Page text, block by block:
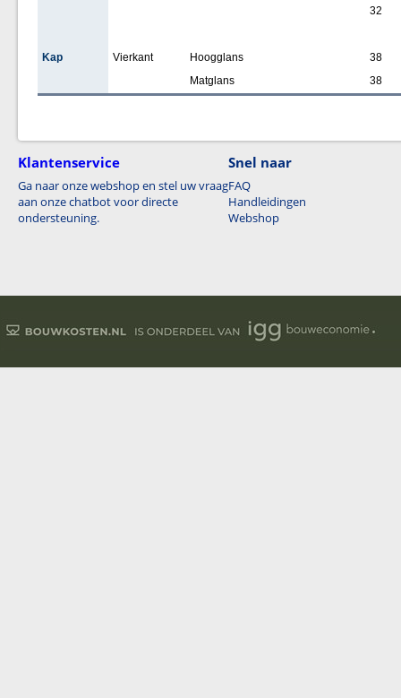
32
Kap Vierkant Hoogglans
38
Matglans
38
Klantenservice
Ga naar onze webshop en stel uw vraag
aan onze chatbot voor directe
ondersteuning.
Snel naar
FAQ
Handleidingen
Webshop